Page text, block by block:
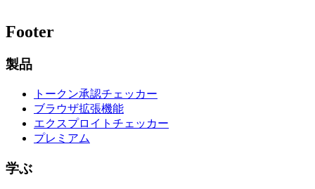
Footer
製品
トークン承認チェッカー
ブラウザ拡張機能
エクスプロイトチェッカー
プレミアム
学ぶ